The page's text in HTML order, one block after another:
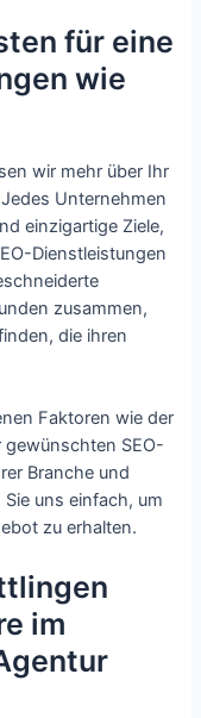
für eine
wie
wir mehr über Ihr
Unternehmen
einzigartige Ziele,
Dienstleistungen
zusammen,
die ihren
Faktoren wie der
gewünschten SEO-
Branche und
uns einfach, um
zu erhalten.
im